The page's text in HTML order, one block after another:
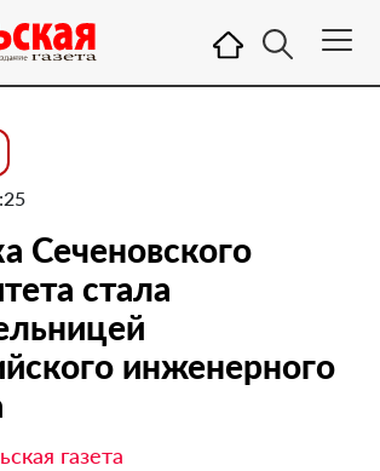
Сеченовского
стала
инженерного
газета